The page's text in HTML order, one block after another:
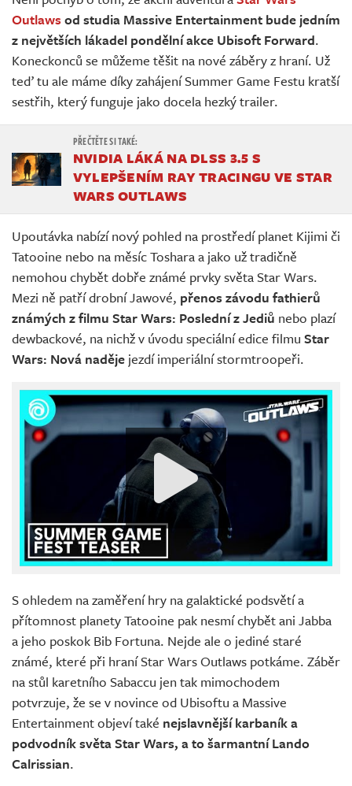
Živě
Outlaws od studia Massive Entertainment bude jedním
z největších lákadel pondělní akce Ubisoft Forward.
Koneckonců se můžeme těšit na nové záběry z hraní. Už
teď tu ale máme díky zahájení Summer Game Festu kratší
sestřih, který funguje jako docela hezký trailer.
NVIDIA LÁKÁ NA DLSS 3.5 S
VYLEPŠENÍM RAY TRACINGU VE STAR
WARS OUTLAWS
Upoutávka nabízí nový pohled na prostředí planet Kijimi či
Tatooine nebo na měsíc Toshara a jako už tradičně
nemohou chybět dobře známé prvky světa Star Wars.
Mezi ně patří drobní Jawové, přenos závodu fathierů
známých z filmu Star Wars: Poslední z Jediů nebo plazí
dewbackové, na nichž v úvodu speciální edice filmu Star
Wars: Nová naděje jezdí imperiální stormtroopeři.
S ohledem na zaměření hry na galaktické podsvětí a
přítomnost planety Tatooine pak nesmí chybět ani Jabba
a jeho poskok Bib Fortuna. Nejde ale o jediné staré
známé, které při hraní Star Wars Outlaws potkáme. Záběr
na stůl karetního Sabaccu jen tak mimochodem
potvrzuje, že se v novince od Ubisoftu a Massive
Entertainment objeví také nejslavnější karbaník a
podvodník světa Star Wars, a to šarmantní Lando
Calrissian.